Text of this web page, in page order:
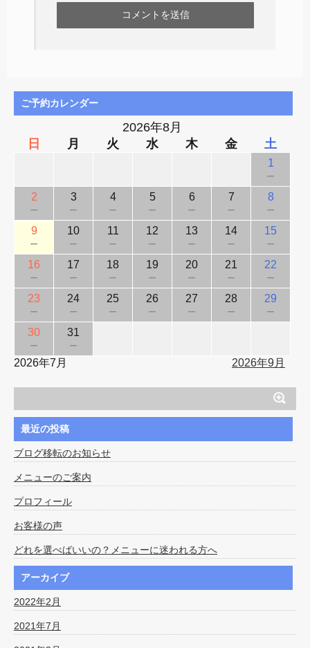
ご予約カレンダー
2026年8月
日
月 火 水 木 金 土
1
－
2
－
3
－
4
－
5
－
6
－
7
－
8
－
9
－
10
－
11
－
12
－
13
－
14
－
15
－
16
－
17
－
18
－
19
－
20
－
21
－
22
－
23
－
24
－
25
－
26
－
27
－
28
－
29
－
30
－
31
－
2026年7月 2026年9月
最近の投稿
ブログ移転のお知らせ
メニューのご案内
プロフィール
お客様の声
どれを選べばいいの？メニューに迷われる方へ
アーカイブ
2022年2月
2021年7月